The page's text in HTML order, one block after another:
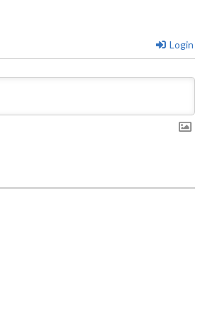
Login